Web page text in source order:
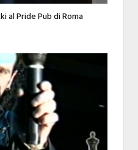
al Pride Pub di Roma